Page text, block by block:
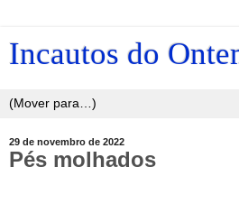
Incautos do
29 de novembro de 2022
Pés molhados